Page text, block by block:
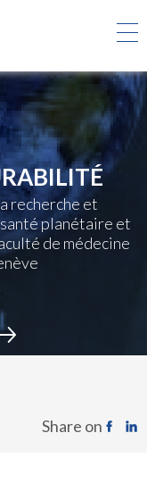
recherche et
santé planétaire et
de médecine
Share on